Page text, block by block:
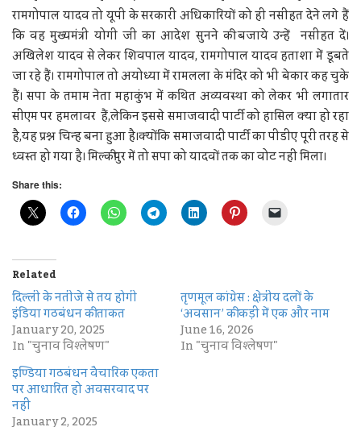
रामगोपाल यादव तो यूपी के सरकारी अधिकारियों को ही नसीहत देने लगे हैं
कि वह मुख्यमंत्री योगी जी का आदेश सुनने की बजाये उन्हें नसीहत दें।
अखिलेश यादव से लेकर शिवपाल यादव, रामगोपाल यादव हताशा में डूबते
जा रहे हैं। रामगोपाल तो अयोध्या में रामलला के मंदिर को भी बेकार कह चुके
हैं। सपा के तमाम नेता महाकुंभ में कथित अव्यवस्था को लेकर भी लगातार
सीएम पर हमलावर हैं,लेकिन इससे समाजवादी पार्टी को हासिल क्या हो रहा
है,यह प्रश्न चिन्ह बना हुआ है।क्योंकि समाजवादी पार्टी का पीडीए पूरी तरह से
ध्वस्त हो गया है। मिल्कीपुर में तो सपा को यादवों तक का वोट नहीं मिला।
Share this:
Related
दिल्ली के नतीजे से तय होगी
इंडिया गठबंधन की ताकत
January 20, 2025
In "चुनाव विश्लेषण"
तृणमूल कांग्रेस : क्षेत्रीय दलों के
‘अवसान’ की कड़ी में एक और नाम
June 16, 2026
In "चुनाव विश्लेषण"
इण्डिया गठबंधन वैचारिक एकता
पर आधारित हो अवसरवाद पर
नहीं
January 2, 2025